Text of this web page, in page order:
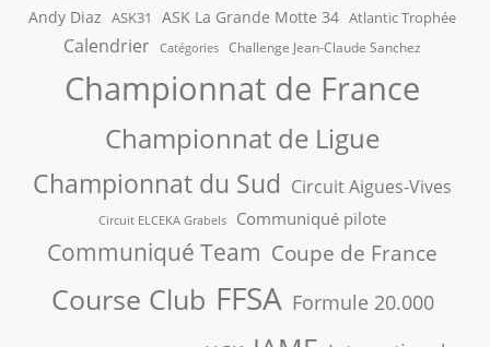
Andy Diaz ASK31 ASK La Grande Motte 34 Atlantic Trophée
Calendrier Catégories Challenge Jean-Claude Sanchez
Championnat de France
Championnat de Ligue
Championnat du Sud Circuit Aigues-Vives
Circuit ELCEKA Grabels Communiqué pilote
Communiqué Team Coupe de France
Course Club FFSA Formule 20.000